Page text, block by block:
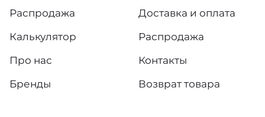
Распродажа
Калькулятор
Про нас
Бренды
Доставка и оплата
Распродажа
Контакты
Возврат товара